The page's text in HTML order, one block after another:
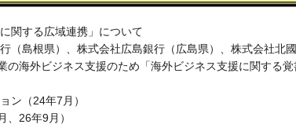
関する広域連携」について
（島根県）、株式会社広島銀行（広島県）、株式会社北
の海外ビジネス支援のため「海外ビジネス支援に関する覚
ン（24年7月）
、26年9月）